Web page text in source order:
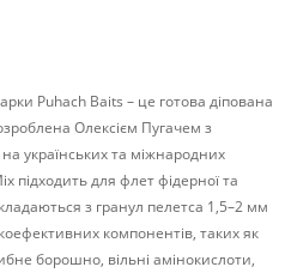
Puhach Baits – це готова діпована
Олексієм Пугачем з
українських та міжнародних
підходить для флет фідерної та
з гранул пелетса 1,5–2 мм
компонентів, таких як
борошно, вільні амінокислоти,